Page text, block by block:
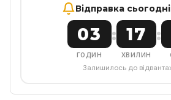
Відправка
03
ГОДИН
: 17
ХВИЛИН
:
Залишилось до